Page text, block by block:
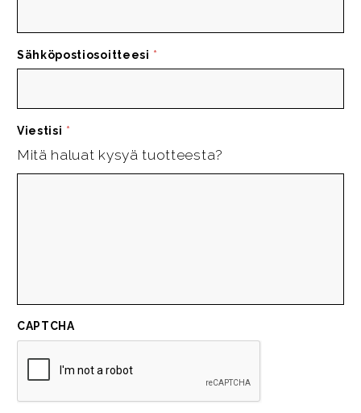
Sähköpostiosoitteesi *
Viestisi *
Mitä haluat kysyä tuotteesta?
CAPTCHA